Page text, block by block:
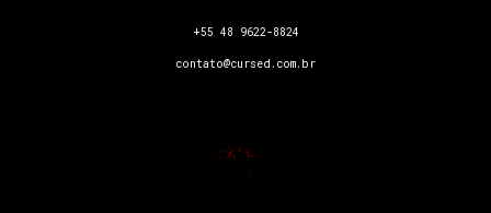
+55 48 9622-8824
contato@cursed.com.br